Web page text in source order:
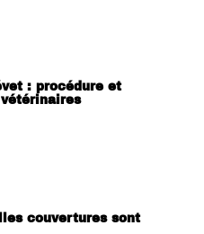
: procédure et
couvertures sont